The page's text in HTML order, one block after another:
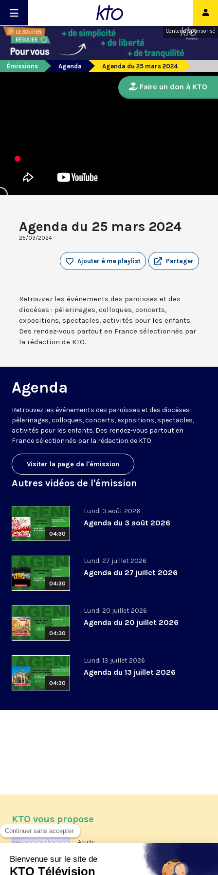
Contenu sponsorisé
Émissions Agenda Agenda du 25 mars 2024
Agenda du 25 mars 2024
25/03/2024
Partager
Ajouter à ma playlist
Retrouvez les événements des paroisses et des
diocèses : pèlerinages, colloques, concerts,
expositions, spectacles, activités pour les enfants.
Des rendez-vous partout en France sélectionnés par
la rédaction de KTO.
Agenda
Retrouvez les événements des paroisses et des diocèses :
pèlerinages, colloques, concerts, expositions, spectacles,
activités pour les enfants. Des rendez-vous partout en
France sélectionnés par la rédaction de KTO.
Visiter la page de l'émission
Autres vidéos de l'émission
04:30
Lundi 3 août 2026
Agenda du 3 août 2026
04:30
Lundi 27 juillet 2026
Agenda du 27 juillet 2026
04:30
Lundi 20 juillet 2026
Agenda du 20 juillet 2026
04:30
Lundi 13 juillet 2026
Agenda du 13 juillet 2026
Faire un don à KTO
KTO vous propose
Article
Les reportages d'été 2026 de KTO